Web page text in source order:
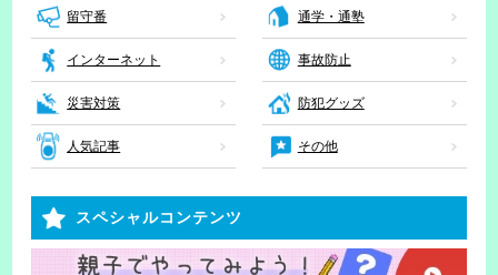
留守番 通学・通塾
インターネット 事故防止
災害対策 防犯グッズ
人気記事 その他
スペシャルコンテンツ